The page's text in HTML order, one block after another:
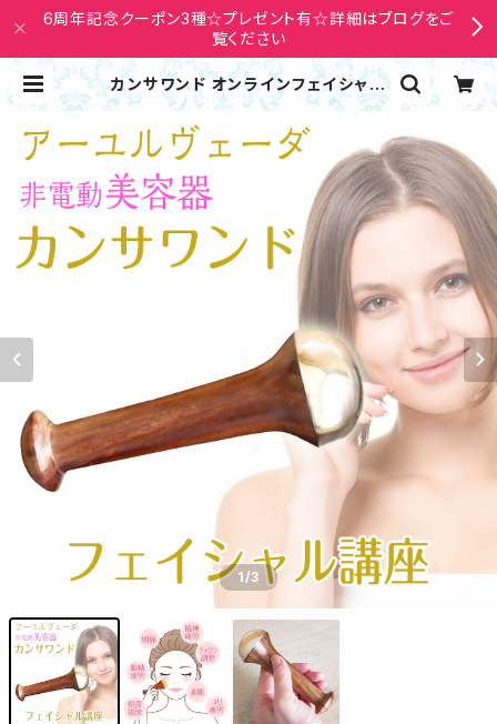
6周年記念クーポン3種☆プレゼント有☆詳細はブログをご
覧ください
カンサワンド オンラインフェイシャル
講座 アーユルヴェーダ精神疲労・チャ
Avarock
1/3